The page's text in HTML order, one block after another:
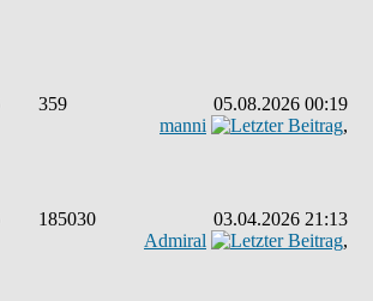
359
05.08.2026 00:19
manni
,
185030
03.04.2026 21:13
Admiral
,